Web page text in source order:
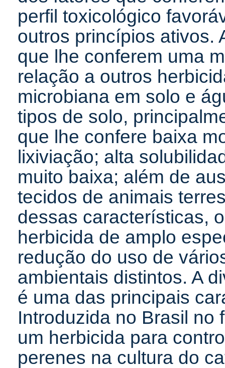
perfil toxicológico
outros princípios ativos.
que lhe conferem uma
relação a outros
microbiana em solo e
tipos de solo,
que lhe confere baixa
lixiviação; alta
muito baixa; além de
tecidos de animais
dessas características,
herbicida de amplo
redução do uso de
ambientais distintos. A
é uma das principais
Introduzida no Brasil no
um herbicida para
perenes na cultura do